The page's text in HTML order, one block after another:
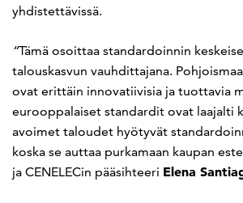
yhdistettävissä.
“Tämä osoittaa standardoinnin
talouskasvun vauhdittajana.
ovat erittäin innovatiivisia ja tuottavia
eurooppalaiset standardit ovat laajalti
avoimet taloudet hyötyvät
koska se auttaa purkamaan kaupan
ja CENELECin pääsihteeri Elena